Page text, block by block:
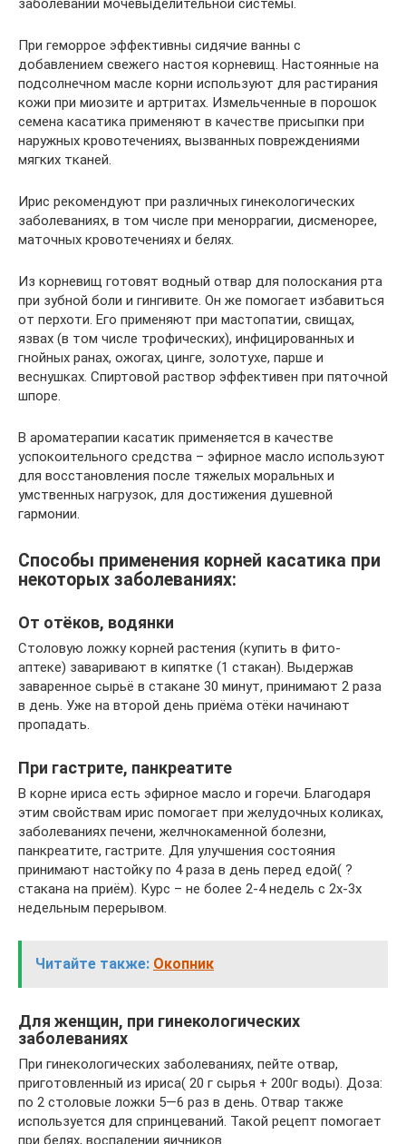
заболеваний мочевыделительной системы.
При геморрое эффективны сидячие ванны с
добавлением свежего настоя корневищ. Настоянные на
подсолнечном масле корни используют для растирания
кожи при миозите и артритах. Измельченные в порошок
семена касатика применяют в качестве присыпки при
наружных кровотечениях, вызванных повреждениями
мягких тканей.
Ирис рекомендуют при различных гинекологических
заболеваниях, в том числе при меноррагии, дисменорее,
маточных кровотечениях и белях.
Из корневищ готовят водный отвар для полоскания рта
при зубной боли и гингивите. Он же помогает избавиться
от перхоти. Его применяют при мастопатии, свищах,
язвах (в том числе трофических), инфицированных и
гнойных ранах, ожогах, цинге, золотухе, парше и
веснушках. Спиртовой раствор эффективен при пяточной
шпоре.
В ароматерапии касатик применяется в качестве
успокоительного средства – эфирное масло используют
для восстановления после тяжелых моральных и
умственных нагрузок, для достижения душевной
гармонии.
Способы применения корней касатика при
некоторых заболеваниях:
От отёков, водянки
Столовую ложку корней растения (купить в фито-
аптеке) заваривают в кипятке (1 стакан). Выдержав
заваренное сырьё в стакане 30 минут, принимают 2 раза
в день. Уже на второй день приёма отёки начинают
пропадать.
При гастрите, панкреатите
В корне ириса есть эфирное масло и горечи. Благодаря
этим свойствам ирис помогает при желудочных коликах,
заболеваниях печени, желчнокаменной болезни,
панкреатите, гастрите. Для улучшения состояния
принимают настойку по 4 раза в день перед едой( ?
стакана на приём). Курс – не более 2-4 недель с 2х-3х
недельным перерывом.
Читайте также: Окопник
Для женщин, при гинекологических
заболеваниях
При гинекологических заболеваниях, пейте отвар,
приготовленный из ириса( 20 г сырья + 200г воды). Доза:
по 2 столовые ложки 5—6 раз в день. Отвар также
используется для спринцеваний. Такой рецепт помогает
при белях, воспалении яичников.